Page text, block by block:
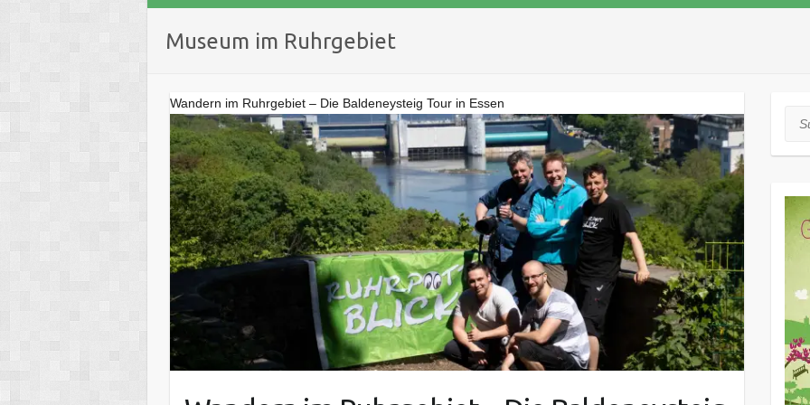
Museum im Ruhrgebiet
Wandern im Ruhrgebiet – Die Baldeneysteig Tour in Essen